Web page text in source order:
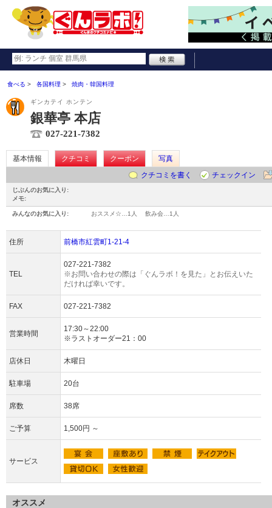
食べる 各国料理 焼肉・韓国料理
ギンカテイ ホンテン
銀華亭 本店
027-221-7382
基本情報 クチコミ クーポン
写真
クチコミを書く
チェックイン
じぶんのお気に入り:
メモ:
みんなのお気に入り: おススメ☆… 1人 飲み会… 1人
住所 前橋市紅雲町1-21-4
TEL
027-221-7382
※お問い合わせの際は「ぐんラボ！を見た」とお伝えいた
だければ幸いです。
FAX 027-221-7382
営業時間
17:30～22:00
※ラストオーダー21：00
店休日 木曜日
駐車場 20台
席数 38席
ご予算 1,500円 ～
サービス
オススメ